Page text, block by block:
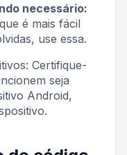
necessário:
é mais fácil
use essa.
Certifique-
seja
Android,